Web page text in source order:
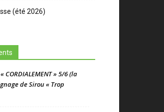
(été 2026)
« CORDIALEMENT » 5/6 (la
de Sirou « Trop